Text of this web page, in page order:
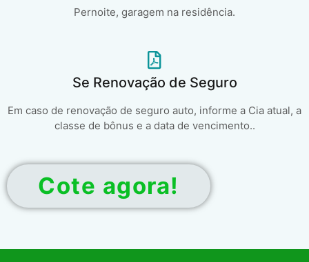
Pernoite, garagem na residência.
Se Renovação de Seguro
Em caso de renovação de seguro auto, informe a Cia atual, a
classe de bônus e a data de vencimento..
Cote agora!